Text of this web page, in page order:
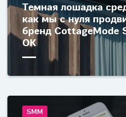
Темная лошадка
как мы с нуля
бренд CottageMode
ОК
SMM